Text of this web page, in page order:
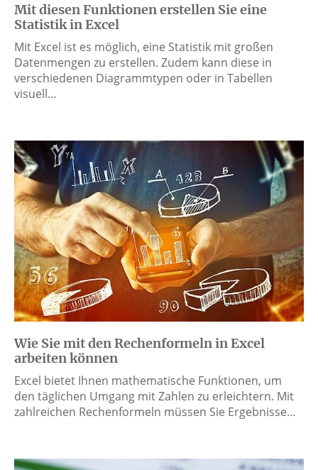
Mit diesen Funktionen erstellen Sie eine
Statistik in Excel
Mit Excel ist es möglich, eine Statistik mit großen
Datenmengen zu erstellen. Zudem kann diese in
verschiedenen Diagrammtypen oder in Tabellen
visuell…
Wie Sie mit den Rechenformeln in Excel
arbeiten können
Excel bietet Ihnen mathematische Funktionen, um
den täglichen Umgang mit Zahlen zu erleichtern. Mit
zahlreichen Rechenformeln müssen Sie Ergebnisse…